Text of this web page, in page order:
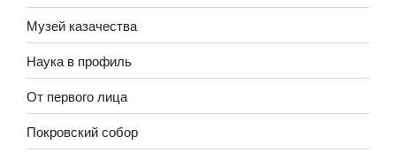
Музей казачества
Наука в профиль
От первого лица
Покровский собор